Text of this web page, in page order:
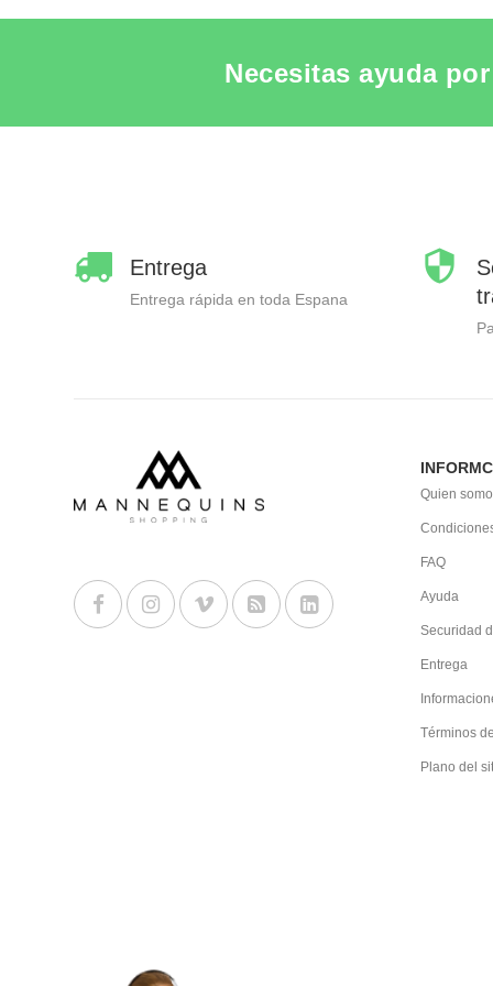
Necesitas ayuda
Entrega
Entrega rápida en toda Espana
Quien
FAQ
Ayuda
Securidad
Entrega
Términos
Plano del